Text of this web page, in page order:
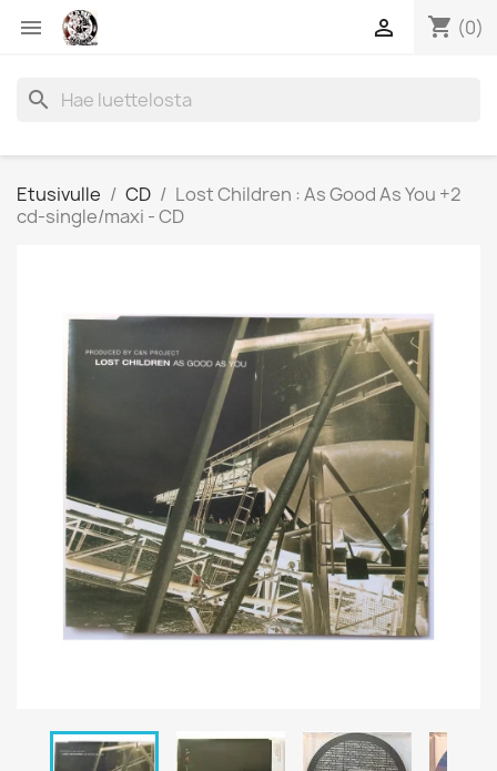
 shopping_cart (0)

search
Etusivulle CD
Lost Children : As Good As You +2
cd-single/maxi - CD